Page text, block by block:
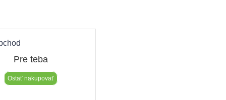
Pre teba
Ostať nakupovať